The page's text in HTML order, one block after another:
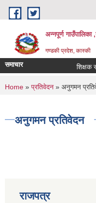
Skip to main content
अन्नपूर्ण गाउँपालिका
गण्डकी प्रदेश, कास्की
समाचार शिक्षक
You are here
Home » प्रतिवेदन » अनुगमन
अनुगमन प्रतिवेदन
राजपत्र